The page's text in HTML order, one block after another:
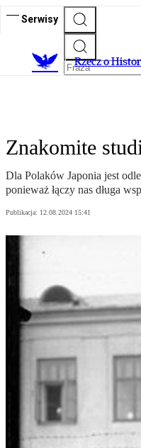
Serwisy
Rzecz o
Znakomite
Dla Polaków Japonia jest
ponieważ łączy nas długa
Publikacja: 12.08.2024 15:41